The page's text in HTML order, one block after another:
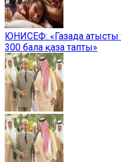
ЮНИСЕФ: «Газада атысты
300 бала қаза тапты»